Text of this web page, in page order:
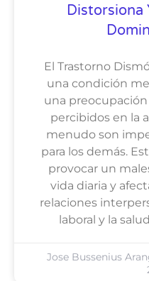
Distorsiona
El Trastorno
una condición
una
percibidos en la
menudo son
para los demás.
provocar un
vida diaria y
relaciones
laboral y la
Jose Bussenius